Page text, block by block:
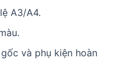
A3/A4.
và phụ kiện hoàn